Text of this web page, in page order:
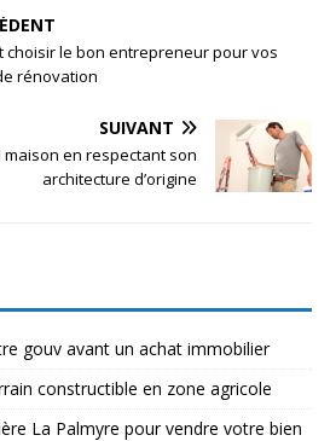
choisir le bon entrepreneur pour vos
rénovation
SUIVANT
en respectant son
architecture d’origine
gouv avant un achat immobilier
constructible en zone agricole
La Palmyre pour vendre votre bien